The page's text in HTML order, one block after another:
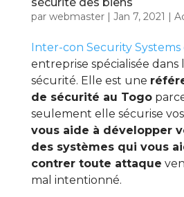
par webmaster| Jan 7, 2021 |
Inter-con Security Systems
entreprise spécialisée dans
sécurité. Elle est une
de sécurité au Togo
seulement elle sécurise vos
vous aide à développer
des systèmes qui vous
contrer toute attaque
mal intentionné.